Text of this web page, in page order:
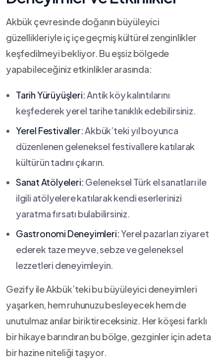
Akbük çevresinde doğanın ⁤büyüleyici⁤
güzellikleriyle iç içe geçmiş ⁤kültürel zenginlikler
keşfedilmeyi bekliyor. Bu eşsiz bölgede
yapabileceğiniz etkinlikler arasında:
Tarih Yürüyüşleri: Antik köy kalıntılarını
keşfederek yerel tarihe tanıklık edebilirsiniz.
Yerel Festivaller: Akbük’teki yıl boyunca
düzenlenen geleneksel festivallere katılarak
kültürün tadını çıkarın.
Sanat⁣ Atölyeleri: Geleneksel Türk el ⁣sanatları ile
ilgili atölyelere katılarak‌ kendi eserlerinizi
yaratma fırsatı bulabilirsiniz.
Gastronomi Deneyimleri:Yerel pazarları ziyaret
‍ederek taze meyve, sebze ve geleneksel ​
lezzetleri deneyimleyin.
Gezify ile Akbük’teki⁣ bu büyüleyici deneyimleri
yaşarken, hem ruhunuzu besleyecek hem de
unutulmaz anılar biriktireceksiniz. Her köşesi farklı
bir hikaye barındıran bu bölge, gezginler için adeta
bir hazine niteliği taşıyor.